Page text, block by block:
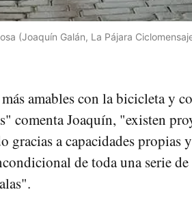
(Joaquín Galán, La Pájara
amables con la bicicleta y
comenta Joaquín, "existen
a capacidades propias
de toda una serie de